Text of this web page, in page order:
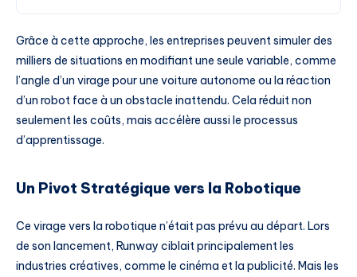
Grâce à cette approche, les entreprises peuvent simuler des
milliers de situations en modifiant une seule variable, comme
l’angle d’un virage pour une voiture autonome ou la réaction
d’un robot face à un obstacle inattendu. Cela réduit non
seulement les coûts, mais accélère aussi le processus
d’apprentissage.
Un Pivot Stratégique vers la Robotique
Ce virage vers la robotique n’était pas prévu au départ. Lors
de son lancement, Runway ciblait principalement les
industries créatives, comme le cinéma et la publicité. Mais les